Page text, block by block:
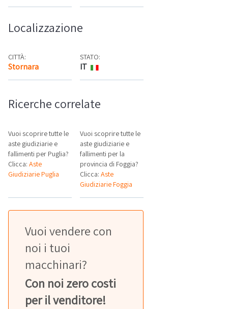
Localizzazione
CITTÀ:
Stornara Mappa
STATO:
IT
Ricerche correlate
Vuoi scoprire tutte le
aste giudiziarie e
fallimenti per Puglia?
Clicca: Aste
Giudiziarie Puglia
Vuoi scoprire tutte le
aste giudiziarie e
fallimenti per la
provincia di Foggia?
Clicca:Aste
Giudiziarie Foggia
Vuoi vendere con
noi i tuoi
macchinari?
Con noi zero costi
per il venditore!